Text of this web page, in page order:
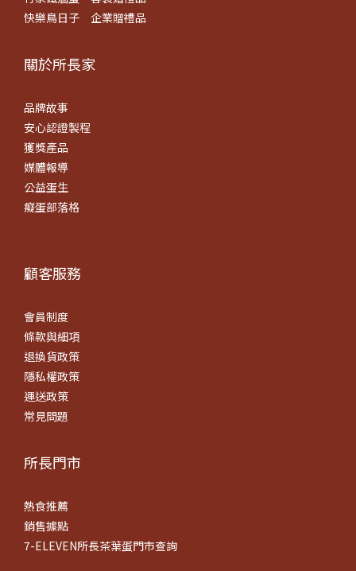
快樂鳥日子
企業贈禮品
關於所長​家
品牌故事
安心認證製程
獲獎產品
媒體報導
公益蛋生
癡蛋部落格
顧客服務
會員制度
條款與細項
退換貨政策
隱私權政策
運送政策
常見問題
所長門市
熱食推薦
銷售據點
7-ELEVEN所長茶葉蛋門市查詢